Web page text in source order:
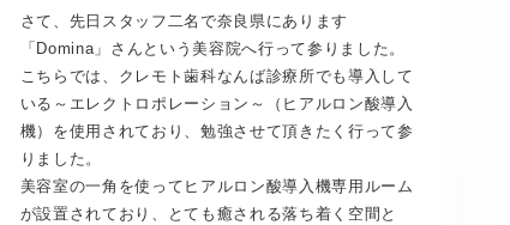
さて、先日スタッフ二名で奈良県にあります
「Domina」さんという美容院へ行って参りました。
こちらでは、クレモト歯科なんば診療所でも導入して
いる～エレクトロポレーション～（ヒアルロン酸導入
機）を使用されており、勉強させて頂きたく行って参
りました。
美容室の一角を使ってヒアルロン酸導入機専用ルーム
が設置されており、とても癒される落ち着く空間と